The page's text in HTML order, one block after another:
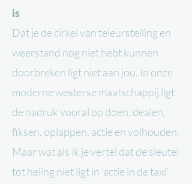
is
Dat je de cirkel van teleurstelling en
weerstand nog niet hebt kunnen
doorbreken ligt niet aan jou. In onze
moderne westerse maatschappij ligt
de nadruk vooral op doen, dealen,
fiksen, oplappen, actie en volhouden.
Maar wat als ik je vertel dat de sleutel
tot heling niet ligt in 'actie in de taxi'